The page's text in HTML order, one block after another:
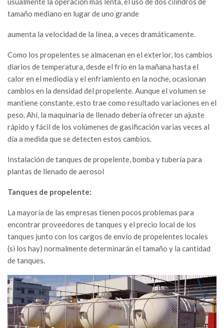
tamaño mediano en lugar de uno grande
aumenta la velocidad de la línea, a veces dramáticamente.
Como los propelentes se almacenan en el exterior, los cambios
diarios de temperatura, desde el frío en la mañana hasta el
calor en el mediodía y el enfriamiento en la noche, ocasionan
cambios en la densidad del propelente. Aunque el volumen se
mantiene constante, esto trae como resultado variaciones en el
peso. Ahí, la maquinaria de llenado debería ofrecer un ajuste
rápido y fácil de los volúmenes de gasificación varias veces al
día a medida que se detecten estos cambios.
Instalación de tanques de propelente, bomba y tubería para
plantas de llenado de aerosol
Tanques de propelente:
La mayoría de las empresas tienen pocos problemas para
encontrar proveedores de tanques y el precio local de los
tanques junto con los cargos de envío de propelentes locales
(si los hay) normalmente determinarán el tamaño y la cantidad
de tanques.